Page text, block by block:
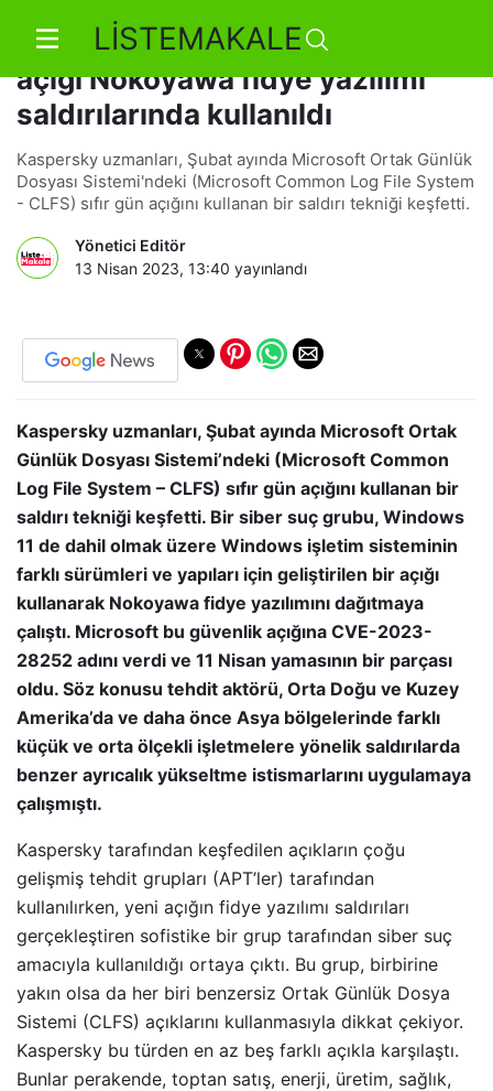
LİSTEMAKALE
Microsoft Windows'taki sıfır gün
açığı Nokoyawa fidye yazılımı
saldırılarında kullanıldı
Kaspersky uzmanları, Şubat ayında Microsoft Ortak Günlük
Dosyası Sistemi'ndeki (Microsoft Common Log File System
- CLFS) sıfır gün açığını kullanan bir saldırı tekniği keşfetti.
Yönetici Editör
13 Nisan 2023, 13:40 yayınlandı
Kaspersky uzmanları, Şubat ayında Microsoft Ortak
Günlük Dosyası Sistemi’ndeki (Microsoft Common
Log File System – CLFS) sıfır gün açığını kullanan bir
saldırı tekniği keşfetti. Bir siber suç grubu, Windows
11 de dahil olmak üzere Windows işletim sisteminin
farklı sürümleri ve yapıları için geliştirilen bir açığı
kullanarak Nokoyawa fidye yazılımını dağıtmaya
çalıştı. Microsoft bu güvenlik açığına CVE-2023-
28252 adını verdi ve 11 Nisan yamasının bir parçası
oldu. Söz konusu tehdit aktörü, Orta Doğu ve Kuzey
Amerika’da ve daha önce Asya bölgelerinde farklı
küçük ve orta ölçekli işletmelere yönelik saldırılarda
benzer ayrıcalık yükseltme istismarlarını uygulamaya
çalışmıştı.
Kaspersky tarafından keşfedilen açıkların çoğu
gelişmiş tehdit grupları (APT’ler) tarafından
kullanılırken, yeni açığın fidye yazılımı saldırıları
gerçekleştiren sofistike bir grup tarafından siber suç
amacıyla kullanıldığı ortaya çıktı. Bu grup, birbirine
yakın olsa da her biri benzersiz Ortak Günlük Dosya
Sistemi (CLFS) açıklarını kullanmasıyla dikkat çekiyor.
Kaspersky bu türden en az beş farklı açıkla karşılaştı.
Bunlar perakende, toptan satış, enerji, üretim, sağlık,